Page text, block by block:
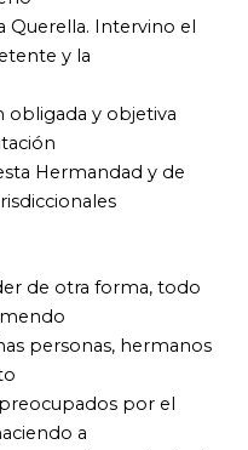
Querella. Intervino el
y la
y objetiva
Hermandad y de
de otra forma, todo
personas, hermanos
por el
a